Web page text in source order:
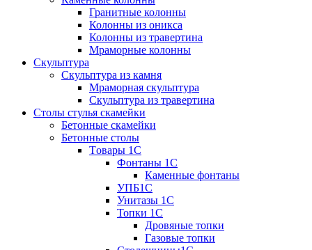
Гранитные колонны
Колонны из оникса
Колонны из травертина
Мраморные колонны
Скульптура
Скульптура из камня
Мраморная скульптура
Скульптура из травертина
Столы стулья скамейки
Бетонные скамейки
Бетонные столы
Tовары 1C
Фонтаны 1C
Каменные фонтаны
УПБ1С
Унитазы 1С
Топки 1С
Дровяные топки
Газовые топки